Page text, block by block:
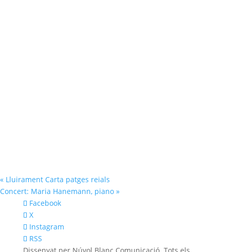
« Lluirament Carta patges reials
Concert: Maria Hanemann, piano »
Facebook
X
Instagram
RSS